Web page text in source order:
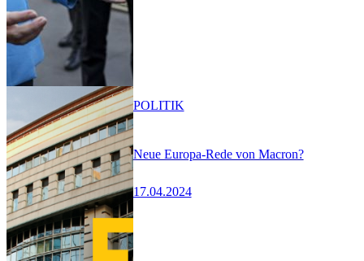
Neue Europa-Rede von Macron?
17.04.2024
POLITIK